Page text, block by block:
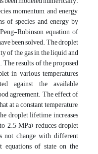
momentum, and energy,
of species and energy by
Robinson equation of
been solved. The droplet
of the gas in the liquid and
results of the proposed
in various temperatures
against the available
agreement. The effect of
at a constant temperature,
droplet lifetime increases
2.5 MPa) reduces droplet
not change with different
of state on the